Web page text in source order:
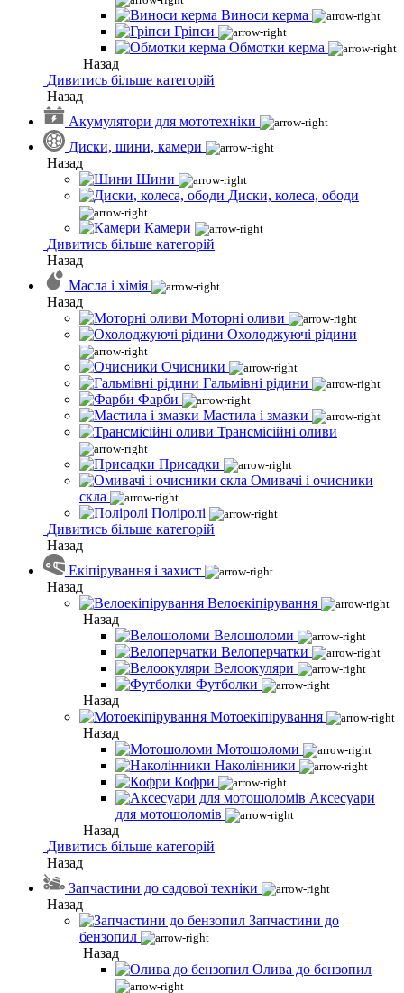
Виноси керма
Гріпси
Обмотки керма
Назад
Дивитись більше категорій
Назад
Акумулятори для мототехніки
Диски, шини, камери
Назад
Шини
Диски, колеса, ободи
Камери
Дивитись більше категорій
Назад
Масла і хімія
Назад
Моторні оливи
Охолоджуючі рідини
Очисники
Гальмівні рідини
Фарби
Мастила і змазки
Трансмісійні оливи
Присадки
Омивачі і очисники
скла
Поліролі
Дивитись більше категорій
Назад
Екіпірування і захист
Назад
Велоекіпірування
Назад
Велошоломи
Велоперчатки
Велоокуляри
Футболки
Назад
Мотоекіпірування
Назад
Мотошоломи
Наколінники
Кофри
Аксесуари
для мотошоломів
Назад
Дивитись більше категорій
Назад
Запчастини до садової техніки
Назад
Запчастини до
бензопил
Назад
Олива до бензопил